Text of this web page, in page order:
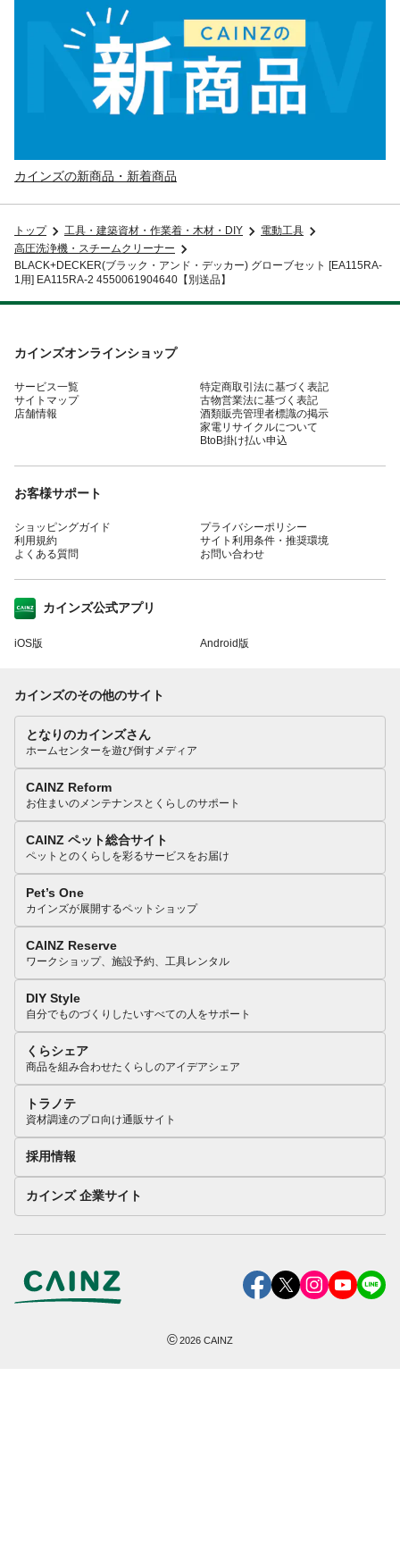
カインズの新商品・新着商品
トップ 工具・建築資材・作業着・木材・DIY
電動工具
高圧洗浄機・スチームクリーナー
BLACK+DECKER(ブラック・アンド・デッカー) グローブセット [EA115RA-
1用] EA115RA-2 4550061904640【別送品】
カインズオンラインショップ
サービス一覧
サイトマップ
店舗情報
特定商取引法に基づく表記
古物営業法に基づく表記
酒類販売管理者標識の掲示
家電リサイクルについて
BtoB掛け払い申込
お客様サポート
ショッピングガイド
利用規約
よくある質問
プライバシーポリシー
サイト利用条件・推奨環境
お問い合わせ
カインズ公式アプリ
iOS版 Android版
カインズのその他のサイト
となりのカインズさん
ホームセンターを遊び倒すメディア
CAINZ Reform
お住まいのメンテナンスとくらしのサポート
CAINZ ペット総合サイト
ペットとのくらしを彩るサービスをお届け
Pet’s One
カインズが展開するペットショップ
CAINZ Reserve
ワークショップ、施設予約、工具レンタル
DIY Style
自分でものづくりしたいすべての人をサポート
くらシェア
商品を組み合わせたくらしのアイデアシェア
トラノテ
資材調達のプロ向け通販サイト
採用情報
カインズ 企業サイト
©2026 CAINZ